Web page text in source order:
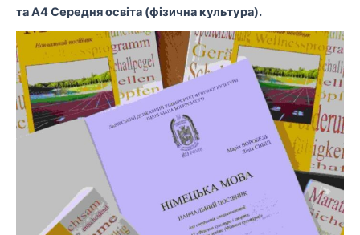
та A4 Середня освіта (фізична культура).